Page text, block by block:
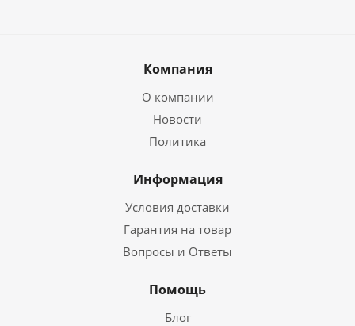
Компания
О компании
Новости
Политика
Информация
Условия доставки
Гарантия на товар
Вопросы и Ответы
Помощь
Блог